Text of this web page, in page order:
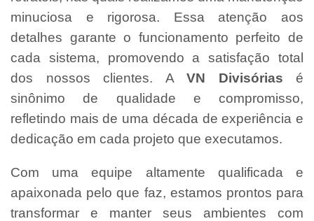
minuciosa e rigorosa. Essa atenção aos
detalhes garante o funcionamento perfeito de
cada sistema, promovendo a satisfação total
dos nossos clientes. A VN Divisórias é
sinônimo de qualidade e compromisso,
refletindo mais de uma década de experiência e
dedicação em cada projeto que executamos.
Com uma equipe altamente qualificada e
apaixonada pelo que faz, estamos prontos para
transformar e manter seus ambientes com